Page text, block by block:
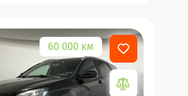
60 000 км